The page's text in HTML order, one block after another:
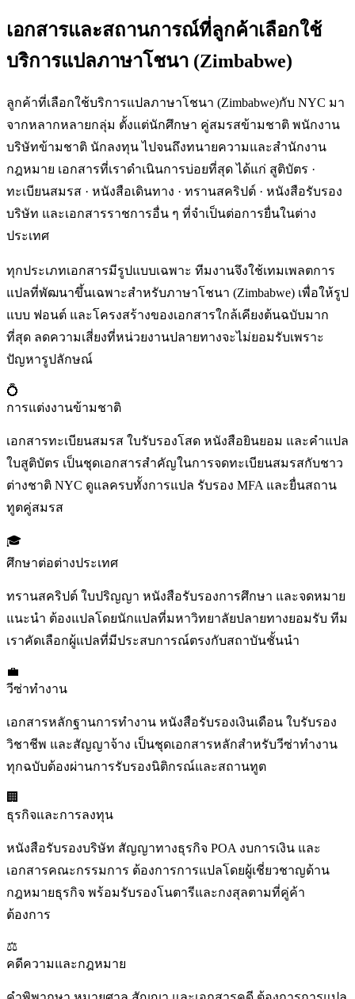
เอกสารและสถานการณ์ที่ลูกค้าเลือกใช้
บริการแปลภาษาโชนา (Zimbabwe)
ลูกค้าที่เลือกใช้บริการแปลภาษาโชนา (Zimbabwe)กับ NYC มา
จากหลากหลายกลุ่ม ตั้งแต่นักศึกษา คู่สมรสข้ามชาติ พนักงาน
บริษัทข้ามชาติ นักลงทุน ไปจนถึงทนายความและสำนักงาน
กฎหมาย เอกสารที่เราดำเนินการบ่อยที่สุด ได้แก่ สูติบัตร ·
ทะเบียนสมรส · หนังสือเดินทาง · ทรานสคริปต์ · หนังสือรับรอง
บริษัท และเอกสารราชการอื่น ๆ ที่จำเป็นต่อการยื่นในต่าง
ประเทศ
ทุกประเภทเอกสารมีรูปแบบเฉพาะ ทีมงานจึงใช้เทมเพลตการ
แปลที่พัฒนาขึ้นเฉพาะสำหรับภาษาโชนา (Zimbabwe) เพื่อให้รูป
แบบ ฟอนต์ และโครงสร้างของเอกสารใกล้เคียงต้นฉบับมาก
ที่สุด ลดความเสี่ยงที่หน่วยงานปลายทางจะไม่ยอมรับเพราะ
ปัญหารูปลักษณ์
💍
การแต่งงานข้ามชาติ
เอกสารทะเบียนสมรส ใบรับรองโสด หนังสือยินยอม และคำแปล
ใบสูติบัตร เป็นชุดเอกสารสำคัญในการจดทะเบียนสมรสกับชาว
ต่างชาติ NYC ดูแลครบทั้งการแปล รับรอง MFA และยื่นสถาน
ทูตคู่สมรส
🎓
ศึกษาต่อต่างประเทศ
ทรานสคริปต์ ใบปริญญา หนังสือรับรองการศึกษา และจดหมาย
แนะนำ ต้องแปลโดยนักแปลที่มหาวิทยาลัยปลายทางยอมรับ ทีม
เราคัดเลือกผู้แปลที่มีประสบการณ์ตรงกับสถาบันชั้นนำ
💼
วีซ่าทำงาน
เอกสารหลักฐานการทำงาน หนังสือรับรองเงินเดือน ใบรับรอง
วิชาชีพ และสัญญาจ้าง เป็นชุดเอกสารหลักสำหรับวีซ่าทำงาน
ทุกฉบับต้องผ่านการรับรองนิติกรณ์และสถานทูต
🏢
ธุรกิจและการลงทุน
หนังสือรับรองบริษัท สัญญาทางธุรกิจ POA งบการเงิน และ
เอกสารคณะกรรมการ ต้องการการแปลโดยผู้เชี่ยวชาญด้าน
กฎหมายธุรกิจ พร้อมรับรองโนตารีและกงสุลตามที่คู่ค้า
ต้องการ
⚖️
คดีความและกฎหมาย